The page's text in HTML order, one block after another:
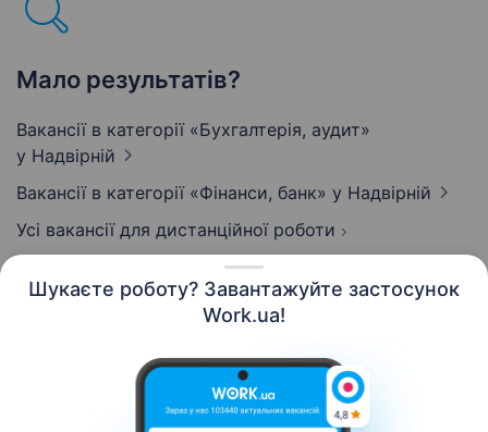
Шукаєте роботу? Завантажуйте застосунок
Work.ua!
Мало результатів?
Вакансії в категорії «Бухгалтерія, аудит»
у Надвірній
Вакансії в категорії «Фінанси, банк» у Надвірній
Усі вакансії для дистанційної роботи